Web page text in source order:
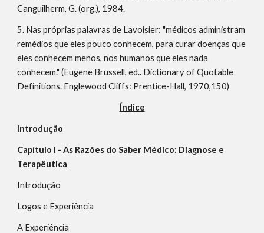
Canguilherm, G. (org.), 1984.
5. Nas próprias palavras de Lavoisier: "médicos administram
remédios que eles pouco conhecem, para curar doenças que
eles conhecem menos, nos humanos que eles nada
conhecem." (Eugene Brussell, ed.. Dictionary of Quotable
Definitions. Englewood Cliffs: Prentice-Hall, 1970,150)
Índice
Capítulo I - As Razões do Saber Médico: Diagnose e
Terapêutica
Introdução
Logos e Experiência